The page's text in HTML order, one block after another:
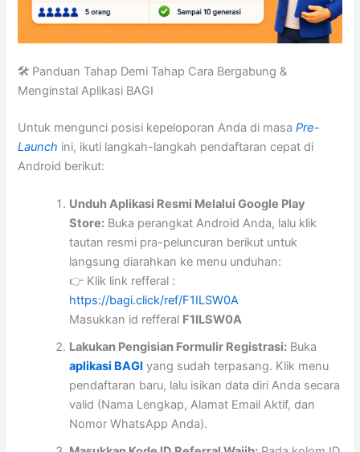
🛠️ Panduan Tahap Demi Tahap Cara Bergabung &
Menginstal Aplikasi BAGI
Untuk mengunci posisi kepeloporan Anda di masaPre-
Launch ini, ikuti langkah-langkah pendaftaran cepat di
Android berikut:
Unduh Aplikasi Resmi Melalui Google Play
Store: Buka perangkat Android Anda, lalu klik
tautan resmi pra-peluncuran berikut untuk
langsung diarahkan ke menu unduhan:
👉 Klik link refferal :
https://bagi.click/ref/F1ILSW0A
Masukkan id refferal F1ILSW0A
Lakukan Pengisian Formulir Registrasi: Buka
aplikasi BAGI yang sudah terpasang. Klik menu
pendaftaran baru, lalu isikan data diri Anda secara
valid (Nama Lengkap, Alamat Email Aktif, dan
Nomor WhatsApp Anda).